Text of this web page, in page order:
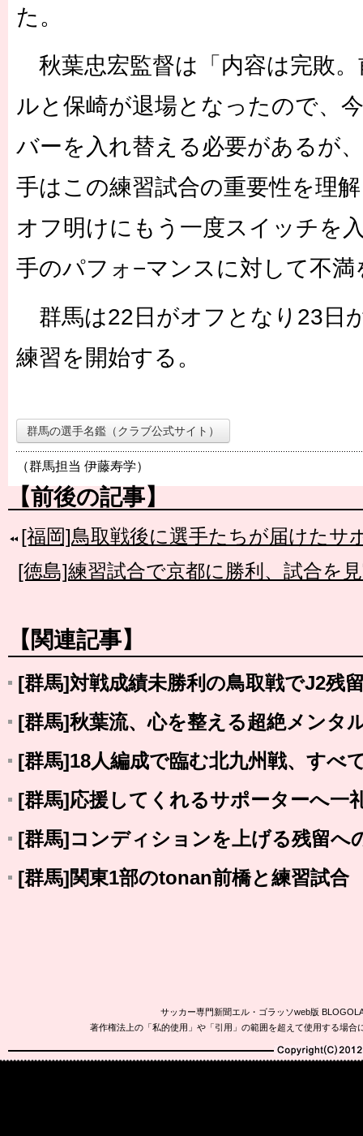
た。
秋葉忠宏監督は「内容は完敗
ルと保崎が退場となったので、
バーを入れ替える必要があるが
手はこの練習試合の重要性を理
オフ明けにもう一度スイッチを
手のパフォ−マンスに対して不満
群馬は22日がオフとなり23日
練習を開始する。
群馬の選手名鑑（クラブ公式サイト）
（群馬担当 伊藤寿学）
【前後の記事】
[福岡]鳥取戦後に選手たちが届けたサ
[徳島]練習試合で京都に勝利、試合を
【関連記事】
[群馬]対戦成績未勝利の鳥取戦でJ2残
[群馬]秋葉流、心を整える超絶メンタ
[群馬]18人編成で臨む北九州戦、すべ
[群馬]応援してくれるサポーターへ一
[群馬]コンディションを上げる残留へ
[群馬]関東1部のtonan前橋と練習試合
サッカー専門新聞エル・ゴラッソweb版
著作権法上の「私的使用」や「引用」の範囲を超えて使用する場
Copyright(C)2010-